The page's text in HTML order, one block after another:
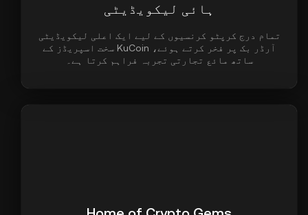
ہائی لیکویڈیٹی
تمام درج کرپٹو کرنسیوں کے لیے ایک اعلی لیکویڈیٹی
آرڈر بک پر فخر کرتے ہوئے، KuCoin سخت اسپریڈز کے
ساتھ مائع تجارتی تجربہ فراہم کرتا ہے۔